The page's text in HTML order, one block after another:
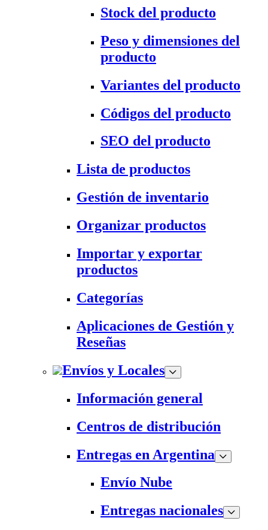
Stock del producto
Peso y dimensiones del
producto
Variantes del producto
Códigos del producto
SEO del producto
Lista de productos
Gestión de inventario
Organizar productos
Importar y exportar
productos
Categorías
Aplicaciones de Gestión y
Reseñas
Envíos y Locales
Información general
Centros de distribución
Entregas en Argentina
Envío Nube
Entregas nacionales